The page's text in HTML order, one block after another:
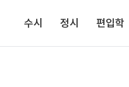
수시 정시 편입학